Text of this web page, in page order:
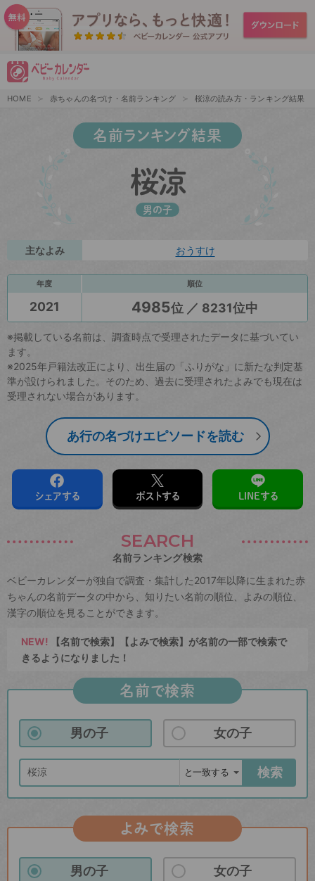
HOME 赤ちゃんの名づけ・名前ランキング 桜涼の読み方・ランキング結果
名前ランキング結果
桜涼
男の子
主なよみ おうすけ
年度 順位
2021 4985位 ／ 8231位中
※掲載している名前は、調査時点で受理されたデータに基づいてい
ます。
※2025年戸籍法改正により、出生届の「ふりがな」に新たな判定基
準が設けられました。そのため、過去に受理されたよみでも現在は
受理されない場合があります。
あ行の名づけエピソードを読む
シェアする ポストする LINEする
SEARCH
名前ランキング検索
ベビーカレンダーが独自で調査・集計した2017年以降に生まれた赤
ちゃんの名前データの中から、知りたい名前の順位、よみの順位、
漢字の順位を見ることができます。
NEW! 【名前で検索】【よみで検索】が名前の一部で検索で
きるようになりました！
名前で検索
男の子 女の子
検索
よみで検索
男の子 女の子